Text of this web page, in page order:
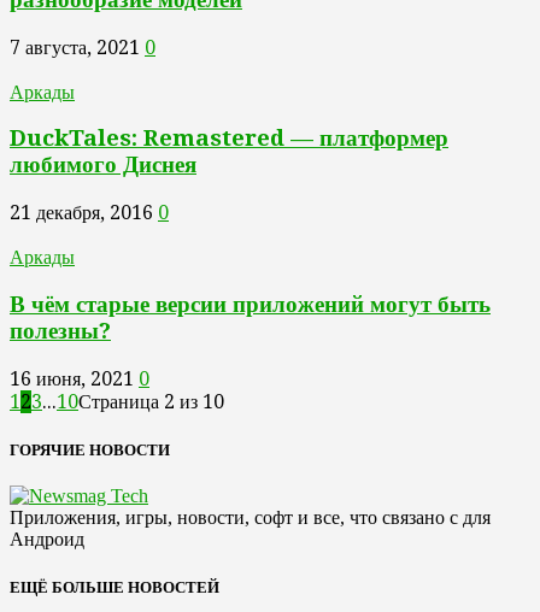
7 августа, 2021 0
Аркады
DuckTales: Remastered — платформер
любимого Диснея
21 декабря, 2016 0
Аркады
В чём старые версии приложений могут быть
полезны?
16 июня, 2021 0
1 23...10Страница 2 из 10
ГОРЯЧИЕ НОВОСТИ
Приложения, игры, новости, софт и все, что связано с для
Андроид
ЕЩЁ БОЛЬШЕ НОВОСТЕЙ